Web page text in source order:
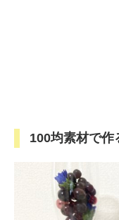
100均素材で作